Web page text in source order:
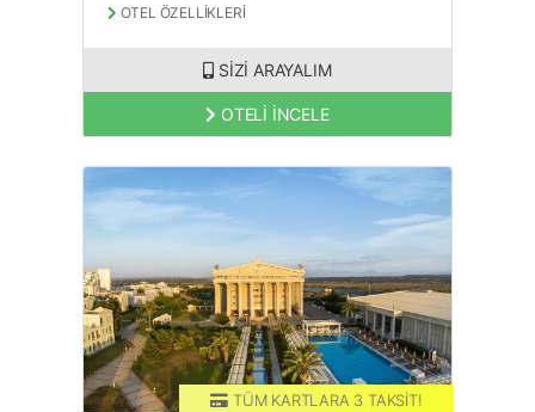
OTEL ÖZELLİKLERİ
SİZİ ARAYALIM
OTELİ İNCELE
TÜM KARTLARA 3 TAKSİT!